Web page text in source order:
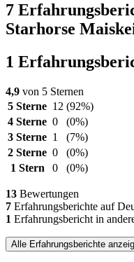
7
Starhorse
1
4,9 von 5 Sternen
5 Sterne 12 (92%)
4 Sterne 0
(0%)
3 Sterne 1
(7%)
2 Sterne 0
(0%)
1 Stern
0 (0%)
13 Bewertungen
7 Erfahrungsberichte auf
1 Erfahrungsbericht in
Alle Erfahrungsberichte